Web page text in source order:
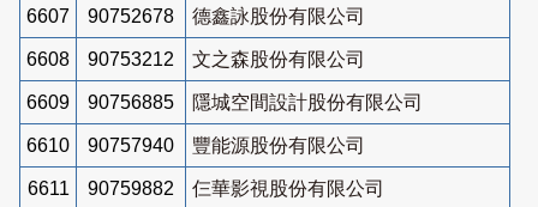
6607 90752678 德鑫詠股份有限公司
6608 90753212 文之森股份有限公司
6609 90756885 隱城空間設計股份有限公司
6610 90757940 豐能源股份有限公司
6611 90759882 仨華影視股份有限公司